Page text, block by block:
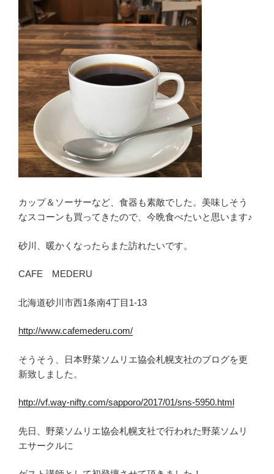
カップ＆ソーサーなど、食器も素敵でした。美味しそう
なスコーンも買ってきたので、今晩食べたいと思います♪
砂川、暖かくなったらまた訪れたいです。
CAFE MEDERU
北海道砂川市西1条南4丁目1-13
http://www.cafemederu.com/
そうそう、日本野菜ソムリエ協会札幌支社のブログを更
新致しました。
http://vf.way-nifty.com/sapporo/2017/01/sns-5950.html
先日、野菜ソムリエ協会札幌支社で行われた野菜ソムリ
エサークルに